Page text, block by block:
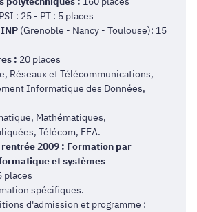
: 25 - PT : 5 places
(Grenoble - Nancy - Toulouse): 15
: 20 places
Réseaux et Télécommunications,
Informatique des Données,
Mathématiques,
Télécom, EEA.
2009 : Formation par
et systèmes
places
spécifiques.
d'admission et programme :